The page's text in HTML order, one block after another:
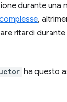
durante una
,
ritardi durante
ha questo